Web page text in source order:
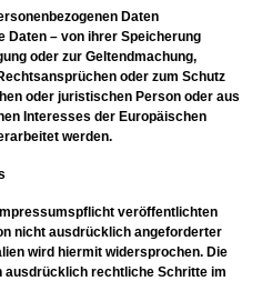
Daten
Daten – von ihrer Speicherung
oder zur Geltendmachung,
oder zum Schutz
oder juristischen Person oder aus
Interesses der Europäischen
werden.
veröffentlichten
nicht ausdrücklich angeforderter
wird hiermit widersprochen. Die
ausdrücklich rechtliche Schritte im